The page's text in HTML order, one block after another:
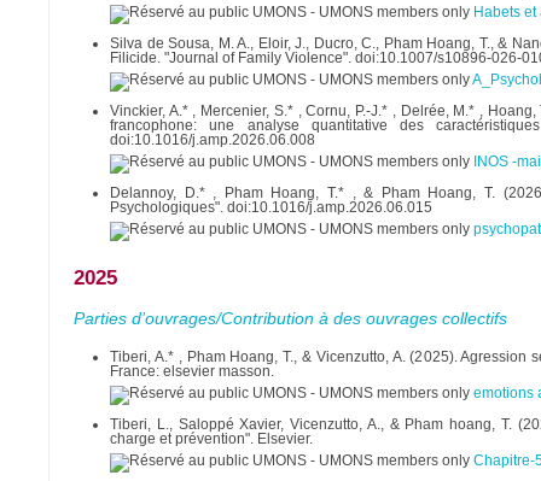
Habets
Silva de Sousa, M. A., Eloir, J., Ducro, C., Pham Hoang, T., &
Filicide. "Journal of Family Violence". doi:10.1007/s10896-026-
Vinckier, A.* , Mercenier, S.* , Cornu, P.-J.* , Delrée, M.* ,
francophone: une analyse quantitative des
doi:10.1016/j.amp.2026.06.008
INOS -
Delannoy, D.* , Pham Hoang, T.* , & Pham Hoang, T.
Psychologiques". doi:10.1016/j.amp.2026.06.015
2025
Parties d’ouvrages/Contribution à des ouvrages collectifs
Tiberi, A.* , Pham Hoang, T., & Vicenzutto, A. (2025).
France: elsevier masson.
emotions
Tiberi, L., Saloppé Xavier, Vicenzutto, A., & Pham hoang, T.
charge et prévention". Elsevier.
Chapitre-